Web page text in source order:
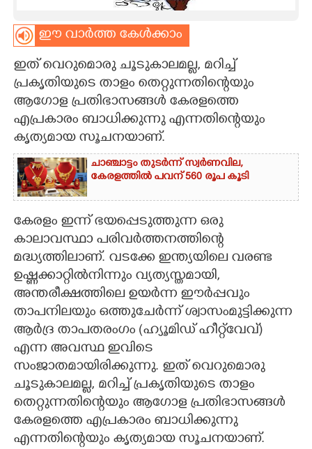
ASTRO
CARTOONS
LITERATURE
ZOOM
CONTACT US
ഈ വാർത്ത കേൾക്കാം
ഇത് വെറുമൊരു ചൂടുകാലമല്ല, മറിച്ച്
പ്രകൃതിയുടെ താളം തെറ്റുന്നതിന്റെയും
ആഗോള പ്രതിഭാസങ്ങൾ കേരളത്തെ
എപ്രകാരം ബാധിക്കുന്നു എന്നതിന്റെയും
കൃത്യമായ സൂചനയാണ്.
ചാഞ്ചാട്ടം തുടർന്ന് സ്വർണവില,
കേരളത്തിൽ പവന് 560 രൂപ കൂടി
കേരളം ഇന്ന് ഭയപ്പെടുത്തുന്ന ഒരു
കാലാവസ്ഥാ പരിവർത്തനത്തിന്റെ
മദ്ധ്യത്തിലാണ്. വടക്കേ ഇന്ത്യയിലെ വരണ്ട
ഉഷ്ണക്കാറ്റിൽനിന്നും വ്യത്യസ്തമായി,
അന്തരീക്ഷത്തിലെ ഉയർന്ന ഈർപ്പവും
താപനിലയും ഒത്തുചേർന്ന് ശ്വാസംമുട്ടിക്കുന്ന
ആർദ്ര താപതരംഗം (ഹ്യൂമിഡ് ഹീറ്റ്‌വേവ്)
എന്ന അവസ്ഥ ഇവിടെ
സംജാതമായിരിക്കുന്നു. ഇത് വെറുമൊരു
ചൂടുകാലമല്ല, മറിച്ച് പ്രകൃതിയുടെ താളം
തെറ്റുന്നതിന്റെയും ആഗോള പ്രതിഭാസങ്ങൾ
കേരളത്തെ എപ്രകാരം ബാധിക്കുന്നു
എന്നതിന്റെയും കൃത്യമായ സൂചനയാണ്.